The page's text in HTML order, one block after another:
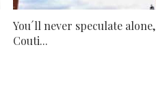
You´ll never speculate alone,
Couti...